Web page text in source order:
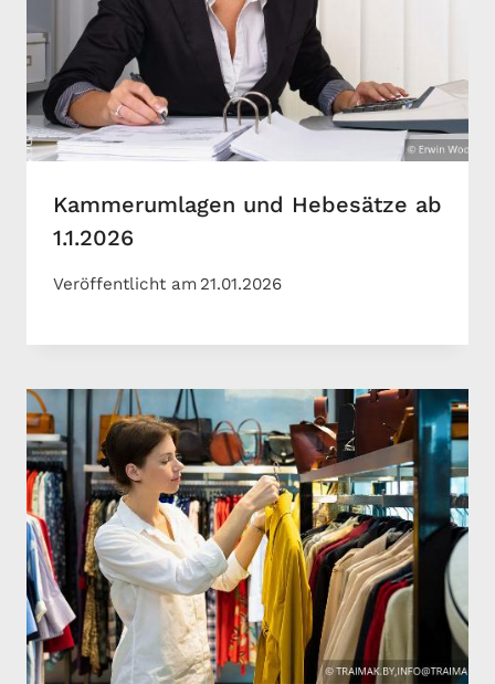
Kammerumlagen und Hebesätze ab
1.1.2026
Veröffentlicht am 21.01.2026